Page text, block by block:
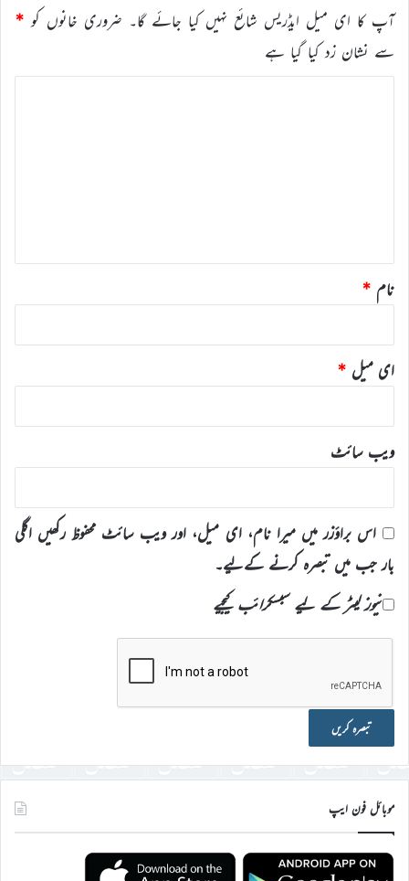
آپ کا ای میل ایڈریس شائع نہیں کیا جائے گا۔ ضروری خانوں کو *
سے نشان زد کیا گیا ہے
نام *
ای میل *
ویب‌ سائٹ
اس براؤزر میں میرا نام، ای میل، اور ویب سائٹ محفوظ رکھیں اگلی
بار جب میں تبصرہ کرنے کےلیے۔
نیوز لیٹر کے لیے سبسکرائب کیجیے
موبائل فون ایپ